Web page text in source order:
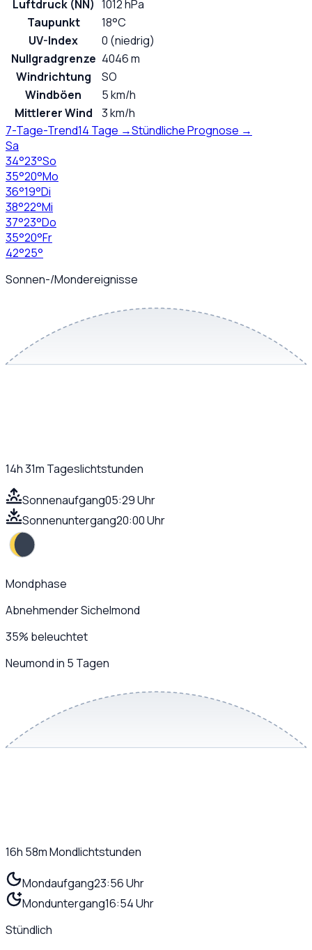
Luftdruck (NN) 1012 hPa
Taupunkt
18°C
UV-Index
0 (niedrig)
Nullgradgrenze 4046 m
Windrichtung
SO
Windböen
5 km/h
Mittlerer Wind
3 km/h
7-Tage-Trend14 Tage →Stündliche Prognose →
Sa
34°23°So
35°20°Mo
36°19°Di
38°22°Mi
37°23°Do
35°20°Fr
42°25°
Sonnen-/Mondereignisse
14h 31m Tageslichtstunden
Sonnenaufgang05:29 Uhr
Sonnenuntergang20:00 Uhr
Mondphase
Abnehmender Sichelmond
35% beleuchtet
Neumond in 5 Tagen
16h 58mMondlichtstunden
Mondaufgang23:56 Uhr
Monduntergang16:54 Uhr
Stündlich